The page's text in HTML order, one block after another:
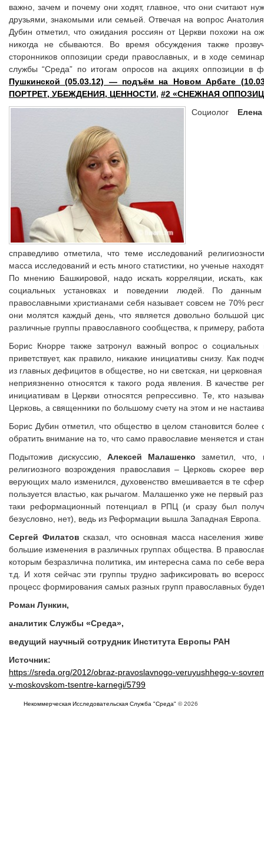
важно, зачем и почему они ходят, главное, что они считают
друзьями, знакомыми или семьей. Отвечая на вопрос
Дубин отметил, что ожидания россиян от Церкви похожи на
никогда не сбываются. Во время обсуждения также
сторонников оппозиции среди православных, и в ходе
службы “Среда” по итогам опросов на акциях оппозиции в
Пушкинской (05.03.12) — подъём на Новом Арбате
ПОРТРЕТ, УБЕЖДЕНИЯ, ЦЕННОСТИ, #2 «СНЕЖНАЯ
Социолог
справедливо отметила, что теме исследований
масса исследований и есть много статистики, но ученые
По мнению Башкировой, надо искать корреляции, искать,
социальных установках и поведении людей. По
православными христианами себя называет совсем не 70%
они молятся каждый день, что является довольно большой
различные группы православного сообщества, к примеру,
Борис Кнорре также затронул важный вопрос о
приветствует, как правило, никакие инициативы снизу. Как
из главных дефицитов в обществе, но ни светская, ни
неприязненно относятся к такого рода явления. В качестве
инициативам в Церкви относятся репрессивно. Те, кто
Церковь, а священники по большому счету на этом и не
Борис Дубин отметил, что общество в целом становится
обратить внимание на то, что само православие меняется и
Подытожив дискуссию,Алексей Малашенко заметил, что,
религиозного возрождения православия – Церковь скорее
верующих мало изменился, духовенство вмешивается в те
пользуется властью, как рычагом. Малашенко уже не первый
таки реформационный потенциал в РПЦ (и сразу был
безусловно, нет), ведь из Реформации вышла Западная Европа.
Сергей Филатовсказал, что основная масса населения
большие изменения в различных группах общества. В
которым безразлична политика, им интересна сама по себе
т.д. И хотя сейчас эти группы трудно зафиксировать во
процесс формирования самых разных групп православных
Роман Лункин,
аналитик Службы «Среда»,
ведущий научный сотрудник Института Европы РАН
Источник:
https://sreda.org/2012/obraz-pravoslavnogo-veruyushhego-v-
v-moskovskom-tsentre-karnegi/5799
Некоммерческая Исследовательская Служба "Среда" © 2026